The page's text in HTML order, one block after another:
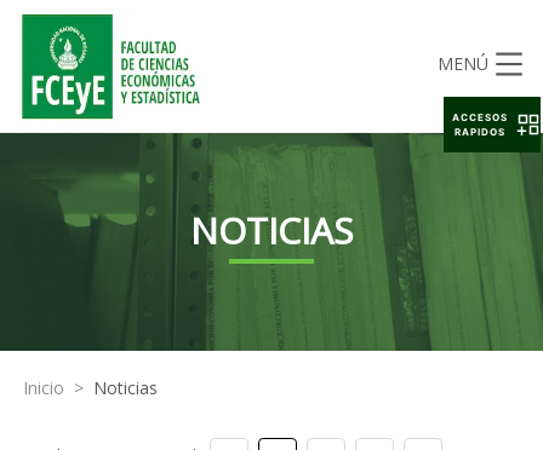
MENÚ
NOTICIAS
Inicio > Noticias
ACCESOS
RAPIDOS